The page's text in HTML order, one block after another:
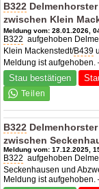
B322
zwischen Klein
Meldung vom: 28.01.2026,
B322 aufgehoben
Klein Mackenstedt/B439
Meldung ist
Stau bestätigen
B322
zwischen
Meldung vom: 17.12.2025,
B322 aufgehoben
Seckenhausen und
Meldung ist